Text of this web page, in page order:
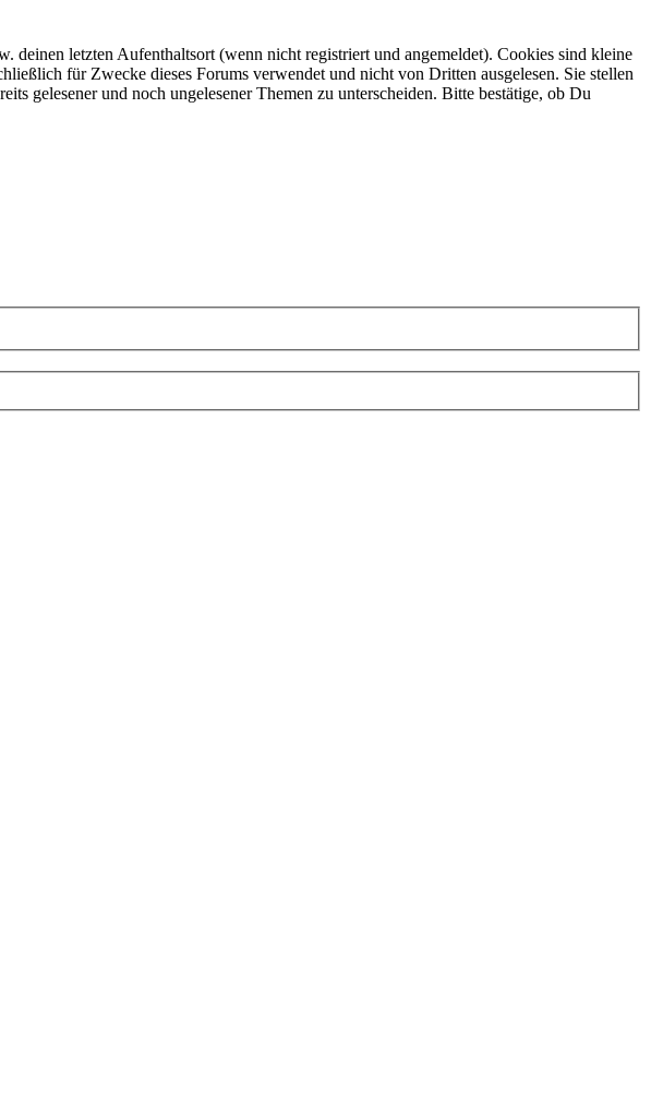
deinen letzten Aufenthaltsort (wenn nicht registriert und angemeldet). Cookies sind kleine
für Zwecke dieses Forums verwendet und nicht von Dritten ausgelesen. Sie stellen
gelesener und noch ungelesener Themen zu unterscheiden. Bitte bestätige, ob Du